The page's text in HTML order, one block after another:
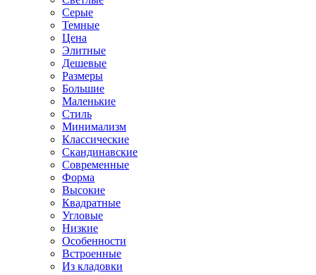
Серые
Темные
Цена
Элитные
Дешевые
Размеры
Большие
Маленькие
Стиль
Минимализм
Классические
Скандинавские
Современные
Форма
Высокие
Квадратные
Угловые
Низкие
Особенности
Встроенные
Из кладовки